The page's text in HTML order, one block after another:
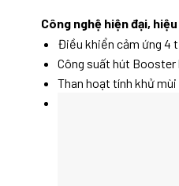
Công nghệ hiện đại,
Điều khiển cảm ứng 4
Công suất hút Booster
Than hoạt tính khử